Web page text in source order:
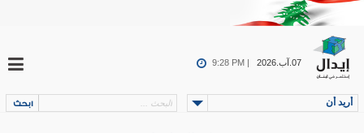
07.آب.2026 9:28 PM |
أريد أن